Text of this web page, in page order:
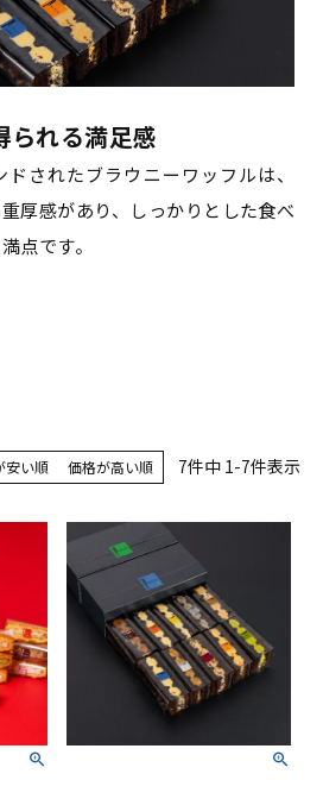
られる満足感
されたブラウニーワッフルは、
厚感があり、しっかりとした食べ
点です。
安い順 価格が高い順 7件中 1-7件表示